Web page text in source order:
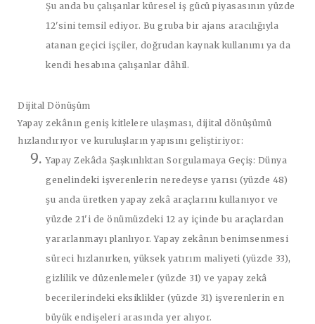
Şu anda bu çalışanlar küresel iş gücü piyasasının yüzde
12'sini temsil ediyor. Bu gruba bir ajans aracılığıyla
atanan geçici işçiler, doğrudan kaynak kullanımı ya da
kendi hesabına çalışanlar dâhil.
Dijital Dönüşüm
Yapay zekânın geniş kitlelere ulaşması, dijital dönüşümü
hızlandırıyor ve kuruluşların yapısını geliştiriyor:
Yapay Zekâda Şaşkınlıktan Sorgulamaya Geçiş: Dünya
genelindeki işverenlerin neredeyse yarısı (yüzde 48)
şu anda üretken yapay zekâ araçlarını kullanıyor ve
yüzde 21'i de önümüzdeki 12 ay içinde bu araçlardan
yararlanmayı planlıyor. Yapay zekânın benimsenmesi
süreci hızlanırken, yüksek yatırım maliyeti (yüzde 33),
gizlilik ve düzenlemeler (yüzde 31) ve yapay zekâ
becerilerindeki eksiklikler (yüzde 31) işverenlerin en
büyük endişeleri arasında yer alıyor.